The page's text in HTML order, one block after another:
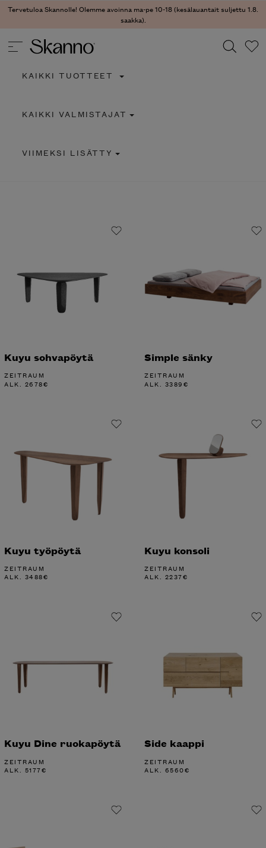
Tervetuloa Skannolle! Olemme avoinna ma-pe 10-18 (kesälauantait suljettu 1.8.
saakka).
Type 2 or more characters for results.
KAIKKI TUOTTEET
KAIKKI VALMISTAJAT
VIIMEKSI LISÄTTY
Kuyu sohvapöytä
ZEITRAUM
ALK. 2678€
Simple sänky
ZEITRAUM
ALK. 3389€
Kuyu työpöytä
ZEITRAUM
ALK. 3488€
Kuyu konsoli
ZEITRAUM
ALK. 2237€
Kuyu Dine ruokapöytä
ZEITRAUM
ALK. 5177€
Side kaappi
ZEITRAUM
ALK. 6560€